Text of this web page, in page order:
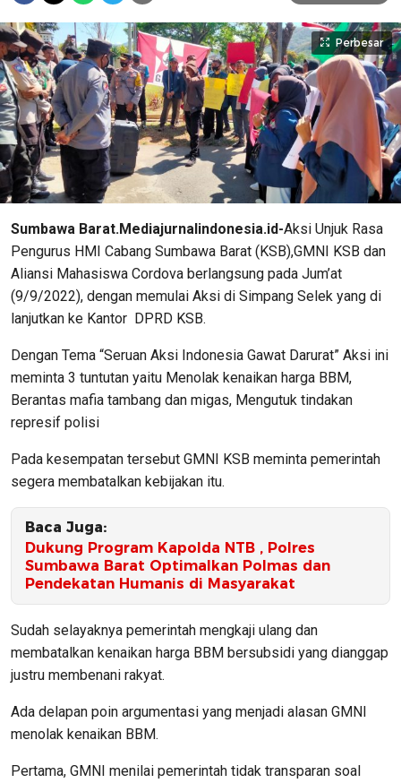
Perbesar
Sumbawa Barat.Mediajurnalindonesia.id-Aksi Unjuk Rasa
Pengurus HMI Cabang Sumbawa Barat (KSB),GMNI KSB dan
Aliansi Mahasiswa Cordova berlangsung pada Jum’at
(9/9/2022), dengan memulai Aksi di Simpang Selek yang di
lanjutkan ke Kantor DPRD KSB.
Dengan Tema “Seruan Aksi Indonesia Gawat Darurat” Aksi ini
meminta 3 tuntutan yaitu Menolak kenaikan harga BBM,
Berantas mafia tambang dan migas, Mengutuk tindakan
represif polisi
Pada kesempatan tersebut GMNI KSB meminta pemerintah
segera membatalkan kebijakan itu.
Baca Juga:
Dukung Program Kapolda NTB , Polres
Sumbawa Barat Optimalkan Polmas dan
Pendekatan Humanis di Masyarakat
Sudah selayaknya pemerintah mengkaji ulang dan
membatalkan kenaikan harga BBM bersubsidi yang dianggap
justru membenani rakyat.
Ada delapan poin argumentasi yang menjadi alasan GMNI
menolak kenaikan BBM.
Pertama, GMNI menilai pemerintah tidak transparan soal